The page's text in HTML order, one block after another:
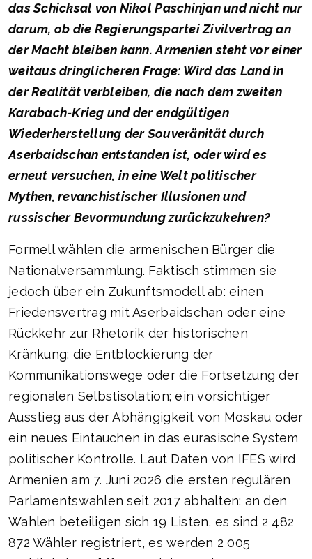
das Schicksal von Nikol Paschinjan und nicht nur
darum, ob die Regierungspartei Zivilvertrag an
der Macht bleiben kann. Armenien steht vor einer
weitaus dringlicheren Frage: Wird das Land in
der Realität verbleiben, die nach dem zweiten
Karabach-Krieg und der endgültigen
Wiederherstellung der Souveränität durch
Aserbaidschan entstanden ist, oder wird es
erneut versuchen, in eine Welt politischer
Mythen, revanchistischer Illusionen und
russischer Bevormundung zurückzukehren?
Formell wählen die armenischen Bürger die
Nationalversammlung. Faktisch stimmen sie
jedoch über ein Zukunftsmodell ab: einen
Friedensvertrag mit Aserbaidschan oder eine
Rückkehr zur Rhetorik der historischen
Kränkung; die Entblockierung der
Kommunikationswege oder die Fortsetzung der
regionalen Selbstisolation; ein vorsichtiger
Ausstieg aus der Abhängigkeit von Moskau oder
ein neues Eintauchen in das eurasische System
politischer Kontrolle. Laut Daten von IFES wird
Armenien am 7. Juni 2026 die ersten regulären
Parlamentswahlen seit 2017 abhalten; an den
Wahlen beteiligen sich 19 Listen, es sind 2 482
872 Wähler registriert, es werden 2 005